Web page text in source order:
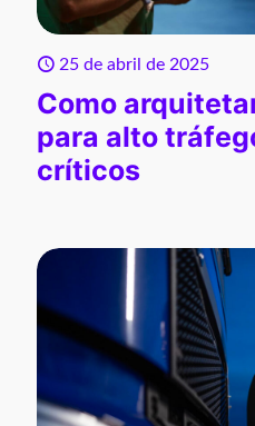
25 de abril de 2025
Como
para alto
críticos